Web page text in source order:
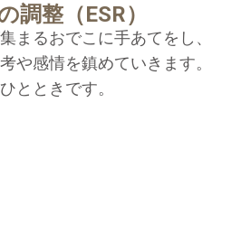
調整（ESR）
まるおでこに手あてをし、
や感情を鎮めていきます。
とときです。